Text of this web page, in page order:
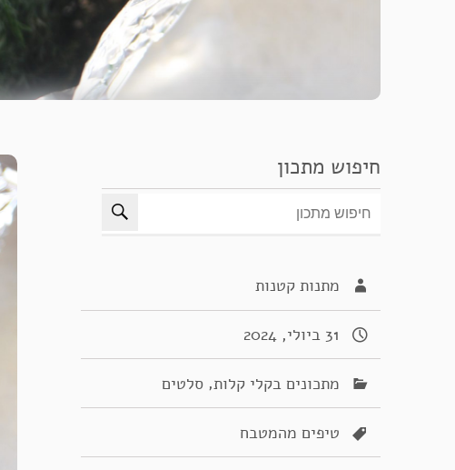
חיפוש מתכון
מתנות קטנות
31 ביולי, 2024
מתכונים בקלי קלות, סלטים
טיפים מהמטבח